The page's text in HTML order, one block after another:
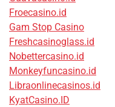
Froecasino.id
Gam Stop Casino
Freshcasinoglass.id
Nobettercasino.id
Monkeyfuncasino.id
Libraonlinecasinos.id
KyatCasino.ID